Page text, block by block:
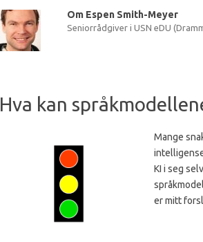
Om Espen Smith-Meyer
Seniorrådgiver i USN eDU
Hva kan
Mange
KI i seg
er mitt